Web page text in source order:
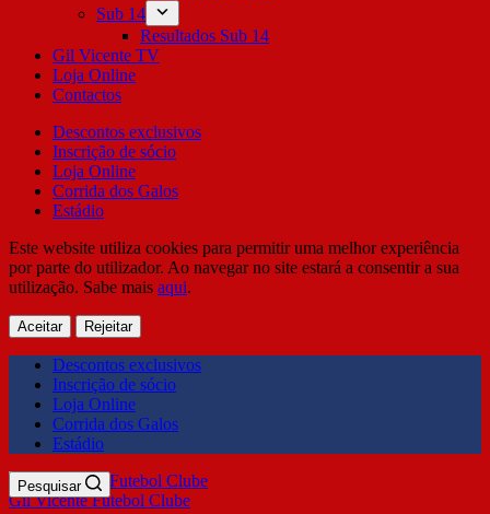
Sub 14
Resultados Sub 14
Gil Vicente TV
Loja Online
Contactos
Descontos exclusivos
Inscrição de sócio
Loja Online
Corrida dos Galos
Estádio
Este website utiliza cookies para permitir uma melhor experiência
por parte do utilizador. Ao navegar no site estará a consentir a sua
utilização. Sabe mais aqui.
Aceitar Rejeitar
Descontos exclusivos
Inscrição de sócio
Loja Online
Corrida dos Galos
Estádio
Gil Vicente Futebol Clube
Pesquisar